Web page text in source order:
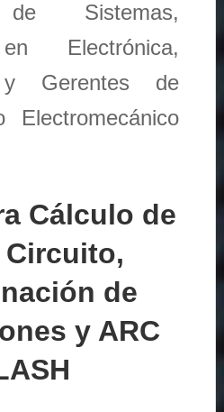
de Sistemas,
Electrónica,
y Gerentes de
Electromecánico
Cálculo de
de
y ARC